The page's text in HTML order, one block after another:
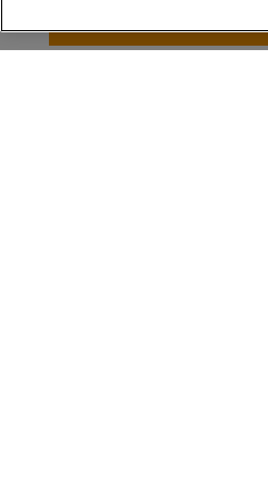
PartsPak Artikelnummer: